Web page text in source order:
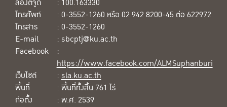
ลองติจูด
: 100.163330
โทรศัพท์
: 0-3552-1260 หรือ 02 942 8200-45 ต่อ 622972
โทรสาร
: 0-3552-1260
E-mail
: sbcptj@ku.ac.th
Facebook
:
https://www.facebook.com/ALMSuphanburi
เว็บไซต์
:sla.ku.ac.th
พื้นที่
: พื้นที่ทั้งสิ้น 761 ไร่
ก่อตั้ง
: พ.ศ. 2539